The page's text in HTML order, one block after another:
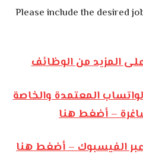
Please include the desired
المزيد من الوظائف
المعتمدة والخاصة
– أضغط هنا
الفيسبوك – أضغط هنا